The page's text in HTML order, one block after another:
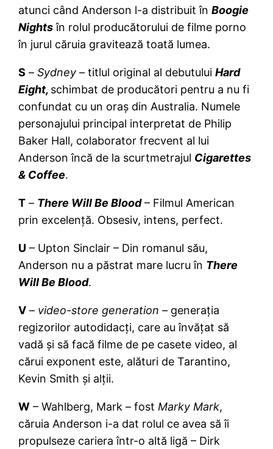
atunci când Anderson l-a distribuit înBoogie
Nightsîn rolul producătorului de filme porno
în jurul căruia gravitează toată lumea.
S –Sydney – titlul original al debutuluiHard
Eight, schimbat de producători pentru a nu fi
confundat cu un oraș din Australia. Numele
personajului principal interpretat de Philip
Baker Hall, colaborator frecvent al lui
Anderson încă de la scurtmetrajul Cigarettes
& Coffee.
T – There Will Be Blood– Filmul American
prin excelență. Obsesiv, intens, perfect.
U – Upton Sinclair – Din romanul său,
Anderson nu a păstrat mare lucru în There
Will Be Blood.
V – video-store generation – generația
regizorilor autodidacți, care au învățat să
vadă și să facă filme de pe casete video, al
cărui exponent este, alături de Tarantino,
Kevin Smith și alții.
W – Wahlberg, Mark – fost Marky Mark,
căruia Anderson i-a dat rolul ce avea să îi
propulseze cariera într-o altă ligă – Dirk